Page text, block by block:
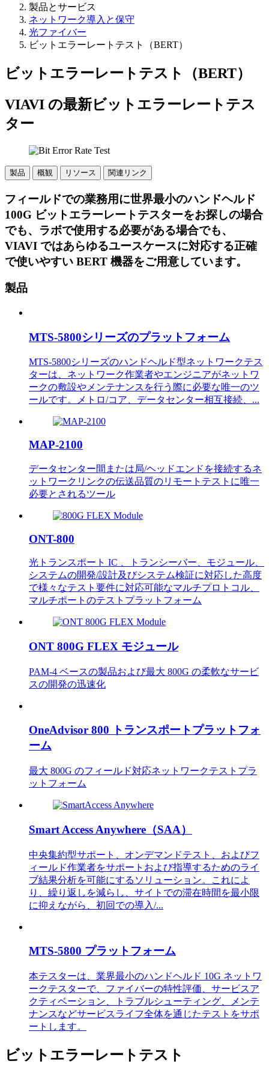
製品とサービス
ネットワーク導入と保守
光ファイバー
ビットエラーレートテスト（BERT）
ビットエラーレートテスト（BERT）
VIAVI の最新ビットエラーレートテス
ター
製品 概観 リソース 関連リンク
フィールドでの業務用に世界最小のハンドヘルド
100G ビットエラーレートテスターをお探しの場合
でも、ラボで使用する必要がある場合でも、
VIAVI ではあらゆるユースケースに対応する正確
で使いやすい BERT 機器をご用意しています。
製品
MTS-5800シリーズのプラットフォーム
MTS-5800シリーズのハンドヘルド型ネットワークテス
ターは、ネットワーク作業者やエンジニアがネットワ
ークの敷設やメンテナンスを行う際に必要な唯一のツ
ールです。メトロ/コア、データセンター相互接続、...
MAP-2100
データセンター間または局/ヘッドエンドを接続するネ
ットワークリンクの伝送品質のリモートテストに唯一
必要とされるツール
ONT-800
光トランスポート IC 、トランシーバー、モジュール、
システムの開発/設計及びシステム検証に対応した高度
で様々なテスト要件に対応可能なマルチプロトコル、
マルチポートのテストプラットフォーム
ONT 800G FLEX モジュール
PAM-4 ベースの製品および最大 800G の柔軟なサービ
スの開発の迅速化
OneAdvisor 800 トランスポートプラットフォ
ーム
最大 800G のフィールド対応ネットワークテストプラ
ットフォーム
Smart Access Anywhere（SAA）
中央集約型サポート、オンデマンドテスト、およびフ
ィールド作業者をサポートおよび指導するためのライ
ブ結果分析を可能にするソリューション。これによ
り、繰り返しを減らし、サイトでの滞在時間を最小限
に抑えながら、初回での導入/...
MTS-5800 プラットフォーム
本テスターは、業界最小のハンドヘルド 10G ネットワ
ークテスターで、ファイバーの特性評価、サービスア
クティベーション、トラブルシューティング、メンテ
ナンスなどサービスライフ全体を通じたテストをサポ
ートします。
ビットエラーレートテスト